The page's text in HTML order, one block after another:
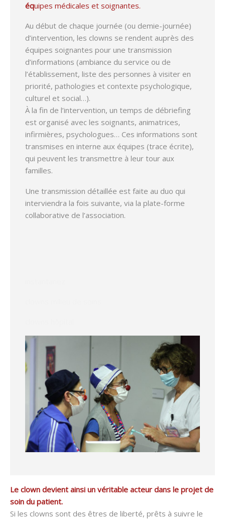
équipes médicales et soignantes.
Au début de chaque journée (ou demie-journée)
d’intervention, les clowns se rendent auprès des
équipes soignantes pour une transmission
d’informations (ambiance du service ou de
l’établissement, liste des personnes à visiter en
priorité, pathologies et contexte psychologique,
culturel et social…).
À la fin de l’intervention, un temps de débriefing
est organisé avec les soignants, animatrices,
infirmières, psychologues… Ces informations sont
transmises en interne aux équipes (trace écrite),
qui peuvent les transmettre à leur tour aux
familles.
Une transmission détaillée est faite au duo qui
interviendra la fois suivante, via la plate-forme
collaborative de l’association.
Le clown devient ainsi un véritable acteur dans le projet de
soin du patient.
Si les clowns sont des êtres de liberté, prêts à suivre le